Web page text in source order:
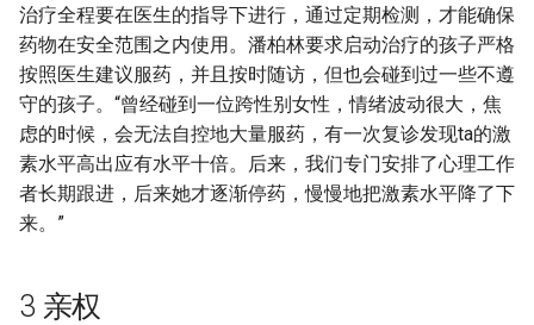
治疗全程要在医生的指导下进行，通过定期检测，才能确保
药物在安全范围之内使用。潘柏林要求启动治疗的孩子严格
按照医生建议服药，并且按时随访，但也会碰到过一些不遵
守的孩子。“曾经碰到一位跨性别女性，情绪波动很大，焦
虑的时候，会无法自控地大量服药，有一次复诊发现ta的激
素水平高出应有水平十倍。后来，我们专门安排了心理工作
者长期跟进，后来她才逐渐停药，慢慢地把激素水平降了下
来。”
3 亲权